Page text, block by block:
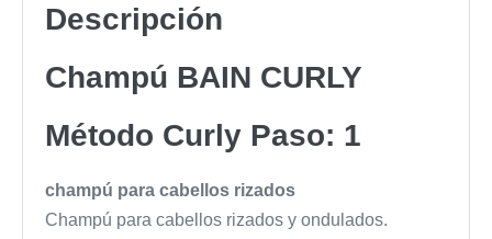
Descripción
Champú BAIN CURLY
Método Curly Paso: 1
champú para cabellos rizados
Champú para cabellos rizados y ondulados.